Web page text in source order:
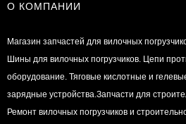
О КОМПАНИИ
Магазин запчастей для вилочных
Шины для вилочных погрузчиков. Цепи
оборудование. Тяговые кислотные и
зарядные устройства.Запчасти для
Ремонт вилочных погрузчиков и